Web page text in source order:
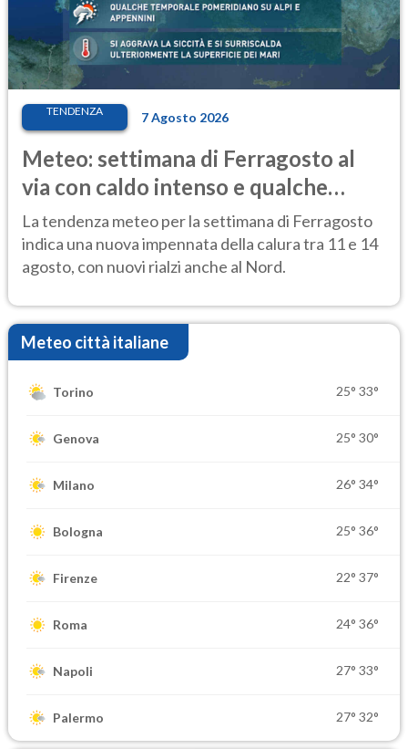
TENDENZA 7 Agosto 2026
Meteo: settimana di Ferragosto al
via con caldo intenso e qualche
temporale
La tendenza meteo per la settimana di Ferragosto
indica una nuova impennata della calura tra 11 e 14
agosto, con nuovi rialzi anche al Nord.
Meteo città italiane
Torino 25° 33°
Genova 25° 30°
Milano 26° 34°
Bologna 25° 36°
Firenze 22° 37°
Roma 24° 36°
Napoli 27° 33°
Palermo 27° 32°